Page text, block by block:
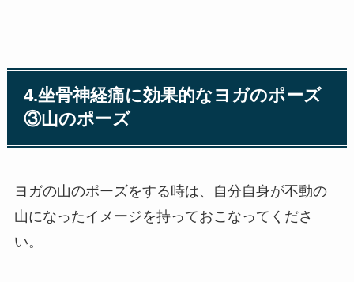
4.坐骨神経痛に効果的なヨガのポーズ
③山のポーズ
ヨガの山のポーズをする時は、自分自身が不動の
山になったイメージを持っておこなってくださ
い。